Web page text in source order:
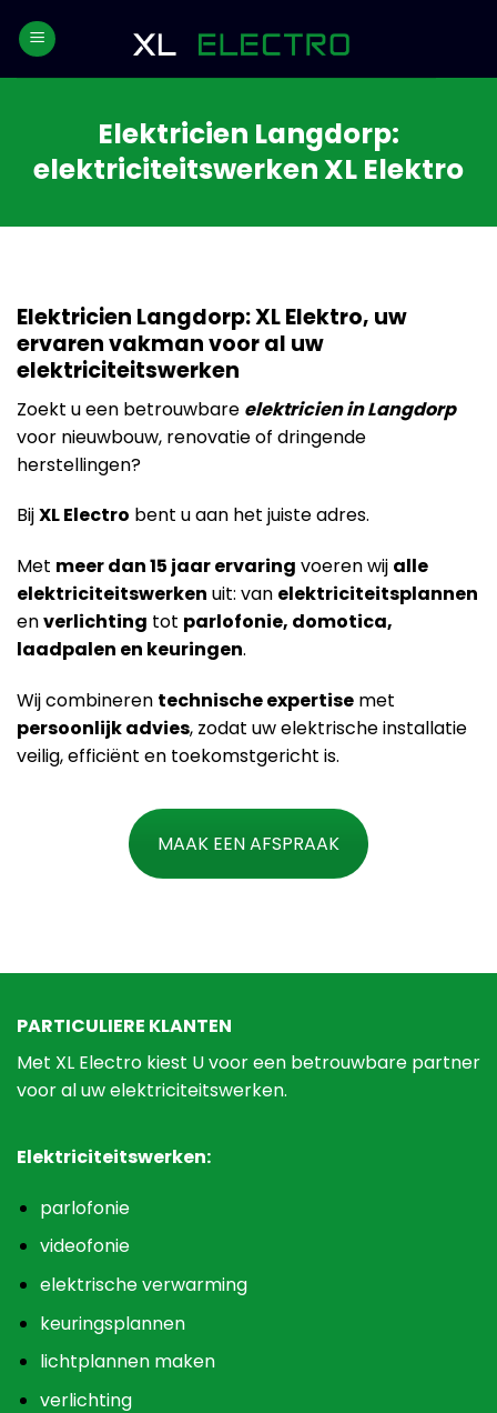
Elektricien Langdorp:
elektriciteitswerken XL Elektro
Elektricien Langdorp: XL Elektro, uw
ervaren vakman voor al uw
elektriciteitswerken
Zoekt u een betrouwbare elektricien in Langdorp
voor nieuwbouw, renovatie of dringende
herstellingen?
BijXL Electro bent u aan het juiste adres.
Met meer dan 15 jaar ervaring voeren wij alle
elektriciteitswerken uit: van elektriciteitsplannen
enverlichting tot parlofonie, domotica,
laadpalen en keuringen.
Wij combineren technische expertise met
persoonlijk advies, zodat uw elektrische installatie
veilig, efficiënt en toekomstgericht is.
MAAK EEN AFSPRAAK
PARTICULIERE KLANTEN
Met XL Electro kiest U voor een betrouwbare partner
voor al uw elektriciteitswerken.
Elektriciteitswerken:
parlofonie
videofonie
elektrische verwarming
keuringsplannen
lichtplannen maken
verlichting